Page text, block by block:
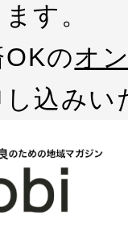
す。
のオ
込みい